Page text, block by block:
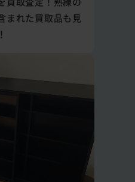
まれた買取品も見